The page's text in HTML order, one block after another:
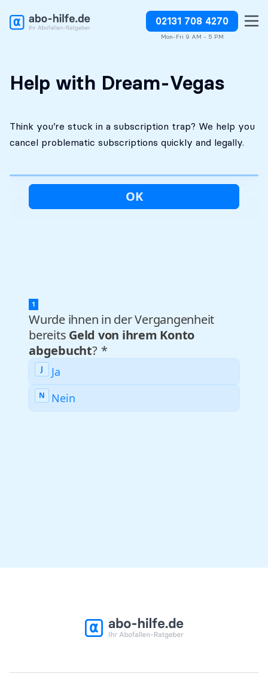
02131 708 4270
Mon-Fri 9 AM - 5 PM
Free initial
No costs without your
Stop charges or request
refunds
Help with Dream-Vegas
Think you’re stuck in a subscription trap? We help you
cancel problematic subscriptions quickly and legally.